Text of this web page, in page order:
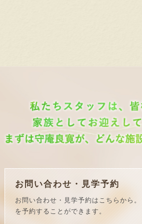
お問い合わせ・見学予約
お問い合わせ・見学予約はこちらから。
を予約することができます。